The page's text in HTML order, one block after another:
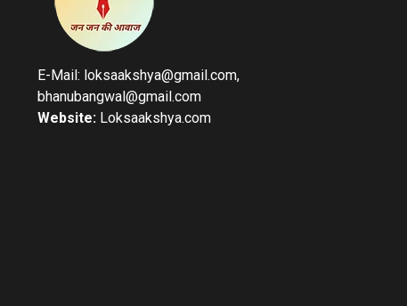
E-Mail: loksaakshya@gmail.com,
bhanubangwal@gmail.com
Website: Loksaakshya.com